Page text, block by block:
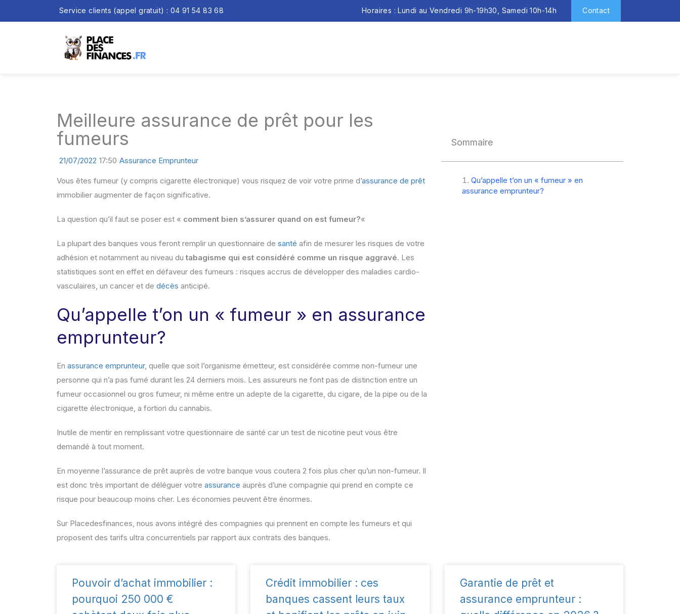
Service clients (appel gratuit) : 04 91 54 83 68 Horaires : Lundi au Vendredi 9h-19h30, Samedi 10h-14h Contact
Meilleure assurance de prêt pour les
fumeurs
21/07/2022 17:50 Assurance Emprunteur
Vous êtes fumeur (y compris cigarette électronique) vous risquez de voir votre prime d’assurance de prêt
immobilier augmenter de façon significative.
La question qu’il faut se poser est « comment bien s’assurer quand on est fumeur?«
La plupart des banques vous feront remplir un questionnaire de santé afin de mesurer les risques de votre
adhésion et notamment au niveau du tabagisme qui est considéré comme un risque aggravé. Les
statistiques sont en effet en défaveur des fumeurs : risques accrus de développer des maladies cardio-
vasculaires, un cancer et de décès anticipé.
Qu’appelle t’on un « fumeur » en assurance
emprunteur?
En assurance emprunteur, quelle que soit l’organisme émetteur, est considérée comme non-fumeur une
personne qui n’a pas fumé durant les 24 derniers mois. Les assureurs ne font pas de distinction entre un
fumeur occasionnel ou gros fumeur, ni même entre un adepte de la cigarette, du cigare, de la pipe ou de la
cigarette électronique, a fortiori du cannabis.
Inutile de mentir en remplissant votre questionnaire de santé car un test de nicotine peut vous être
demandé à tout moment.
En moyenne l’assurance de prêt auprès de votre banque vous coutera 2 fois plus cher qu’un non-fumeur. Il
est donc très important de déléguer votre assurance auprès d’une compagnie qui prend en compte ce
risque pour beaucoup moins cher. Les économies peuvent être énormes.
Sur Placedesfinances, nous avons intégré des compagnies qui prennent en compte les fumeurs et qui
proposent des tarifs ultra concurrentiels par rapport aux contrats des banques.
Sommaire
Qu’appelle t’on un « fumeur » en
assurance emprunteur?
Pouvoir d’achat immobilier :
pourquoi 250 000 €
Crédit immobilier : ces
banques cassent leurs taux
Garantie de prêt et
assurance emprunteur :